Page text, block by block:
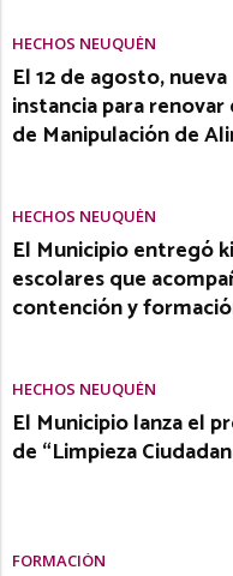
HECHOS NEUQUÉN
El 12 de agosto, nueva
instancia para
de Manipulación de
HECHOS NEUQUÉN
El Municipio entregó
escolares que
contención y
HECHOS NEUQUÉN
El Municipio lanza el
de “Limpieza
FORMACIÓN